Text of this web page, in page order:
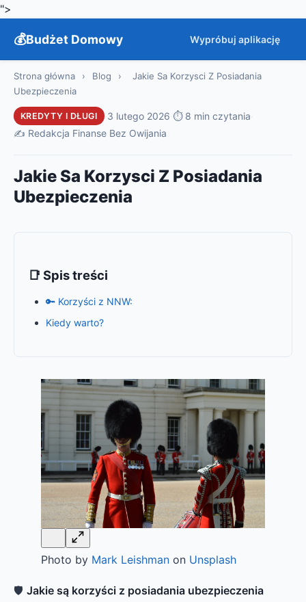
">
Budżet Domowy Wypróbuj aplikację
Strona główna › Blog ›
Jakie Sa Korzysci Z Posiadania
Ubezpieczenia
KREDYTY I DŁUGI · 3 lutego 2026 ⏱ 8 min czytania
✍️ Redakcja Finanse Bez Owijania
Jakie Sa Korzysci Z Posiadania
Ubezpieczenia
📑 Spis treści
🔑 Korzyści z NNW:
Kiedy warto?
Photo by Mark Leishman on Unsplash
🛡️ Jakie są korzyści z posiadania ubezpieczenia